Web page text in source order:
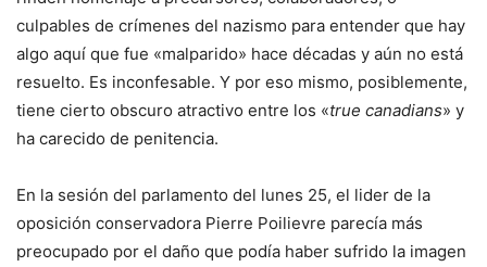
culpables de crímenes del nazismo para entender que hay
algo aquí que fue «malparido» hace décadas y aún no está
resuelto. Es inconfesable. Y por eso mismo, posiblemente,
tiene cierto obscuro atractivo entre los «true canadians» y
ha carecido de penitencia.
En la sesión del parlamento del lunes 25, el lider de la
oposición conservadora Pierre Poilievre parecía más
preocupado por el daño que podía haber sufrido la imagen